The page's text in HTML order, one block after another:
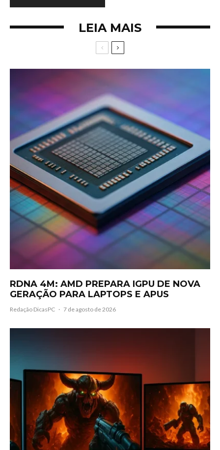
LEIA MAIS
RDNA 4M: AMD PREPARA IGPU DE NOVA
GERAÇÃO PARA LAPTOPS E APUS
Redação DicasPC · 7 de agosto de 2026